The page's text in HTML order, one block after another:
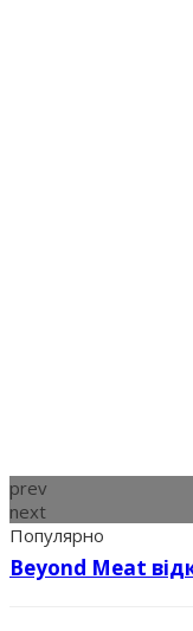
prev
next
Популярно
Beyond Meat